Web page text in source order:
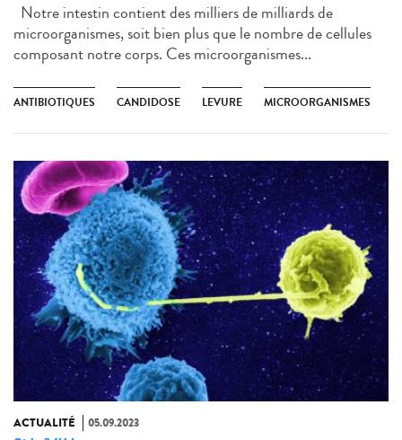
Notre intestin contient des milliers de milliards de
microorganismes, soit bien plus que le nombre de cellules
composant notre corps. Ces microorganismes...
ANTIBIOTIQUES CANDIDOSE LEVURE MICROORGANISMES
ACTUALITÉ 05.09.2023